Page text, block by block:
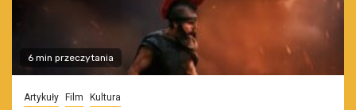
6 min przeczytania
Artykuły Film Kultura